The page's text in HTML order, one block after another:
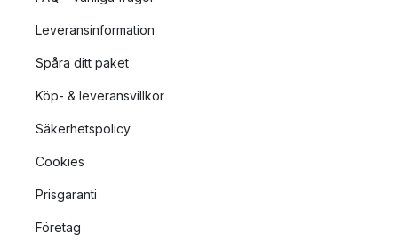
Leveransinformation
Spåra ditt paket
Köp- & leveransvillkor
Säkerhetspolicy
Cookies
Prisgaranti
Företag